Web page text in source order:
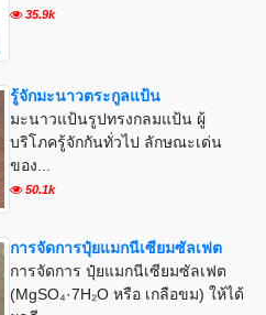
35.9k
รู้จักมะนาวตระกูลแป้น
มะนาวแป้นรูปทรงกลมแป้น ผู้
บริโภครู้จักกันทั่วไป ลักษณะเด่น
ของ...
50.1k
การจัดการปุ๋ยแมกนีเซียมซัลเฟต
การจัดการ ปุ๋ยแมกนีเซียมซัลเฟต
(MgSO₄·7H₂O หรือ เกลือขม) ให้ได้